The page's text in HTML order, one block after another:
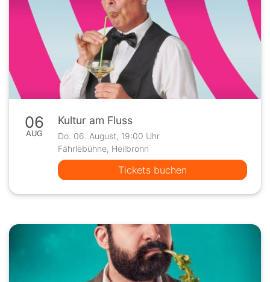
06
AUG
Kultur am Fluss
Do. 06. August, 19:00 Uhr
Fährlebühne, Heilbronn
Tickets buchen